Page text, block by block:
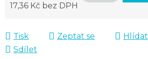
17,36 Kč bez DPH
Tisk Zeptat se
Hlídat
Sdílet